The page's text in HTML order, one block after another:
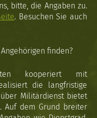
bitte, die Angaben zu.
. Besuchen Sie auch
finden?
kooperiert mit
die langfristige
über Militärdienst bietet
Auf dem Grund breiter